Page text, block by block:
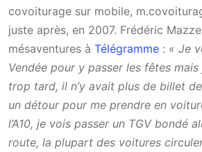
covoiturage sur mobile,
juste après, en 2007. Frédéric
mésaventures à Télégramme : « Je
Vendée pour y passer les fêtes mais
trop tard, il n’y avait plus de billet
un détour pour me prendre en
l’A10, je vois passer un TGV bondé
route, la plupart des voitures